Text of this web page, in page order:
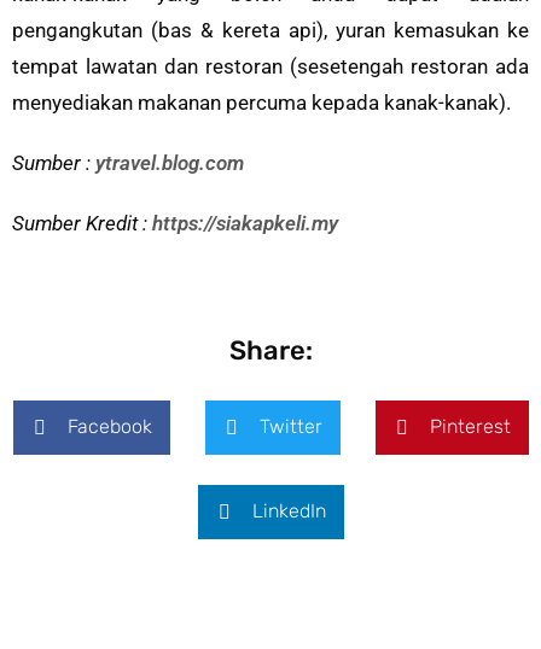
pengangkutan (bas & kereta api), yuran kemasukan ke
tempat lawatan dan restoran (sesetengah restoran ada
menyediakan makanan percuma kepada kanak-kanak).
Sumber : ytravel.blog.com
Sumber Kredit : https://siakapkeli.my
Share:
Facebook Twitter Pinterest
LinkedIn